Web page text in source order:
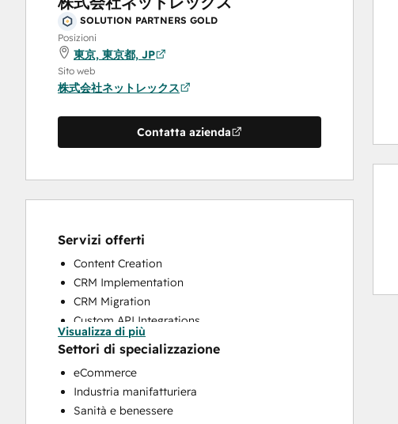
SOLUTION PARTNERS GOLD
Posizioni
東京, 東京都, JP
Sito web
株式会社ネットレックス
Contatta azienda
Servizi offerti
Content Creation
CRM Implementation
CRM Migration
Custom API Integrations
Help Desk Implementation
HubSpot Onboarding
Knowledge Base Development
Programmable Automation
Website Design
Visualizza di più
Settori di specializzazione
eCommerce
Industria manifatturiera
Sanità e benessere